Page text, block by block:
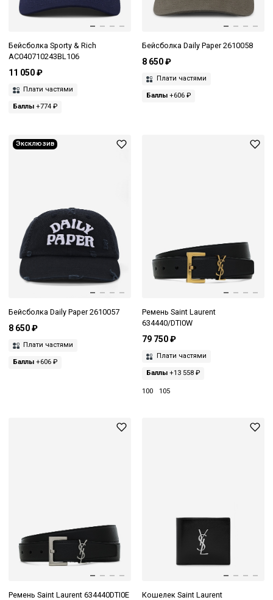
Бейсболка Sporty & Rich
AC040710243BL106
11 050 ₽
Плати частями
Баллы +774 ₽
Бейсболка Daily Paper 2610058
8 650 ₽
Плати частями
Баллы+606 ₽
Эксклюзив
Бейсболка Daily Paper 2610057
8 650 ₽
Плати частями
Баллы +606 ₽
Ремень Saint Laurent
634440/DTI0W
79 750 ₽
Плати частями
Баллы+13 558 ₽
100 105
Ремень Saint Laurent 634440DTI0E
Кошелек Saint Laurent